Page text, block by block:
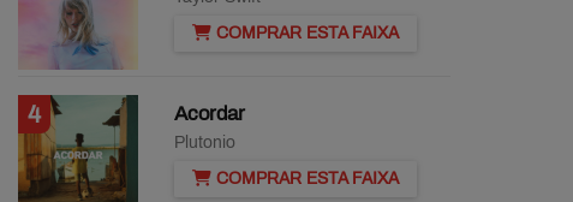
COMPRAR ESTA FAIXA
4 Acordar
Plutonio
COMPRAR ESTA FAIXA